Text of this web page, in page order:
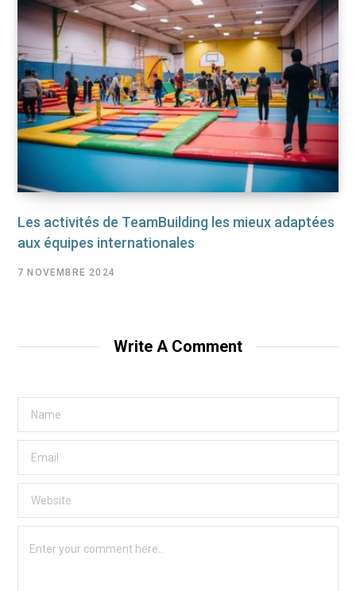
Les activités de TeamBuilding les mieux adaptées
aux équipes internationales
7 NOVEMBRE 2024
Write A Comment